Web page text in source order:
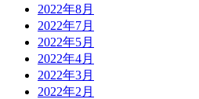
2022年8月
2022年7月
2022年5月
2022年4月
2022年3月
2022年2月